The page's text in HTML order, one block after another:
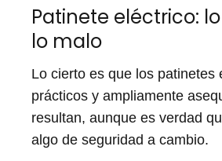
Patinete eléctrico:
lo malo
Lo cierto es que los patinetes
prácticos y ampliamente
resultan, aunque es verdad
algo de seguridad a cambio.